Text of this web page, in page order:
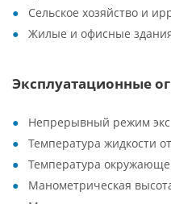
Сельское хозяйство и
Жилые и офисные
Эксплуатационные
Непрерывный режим
Температура жидкости
Температура
Манометрическая